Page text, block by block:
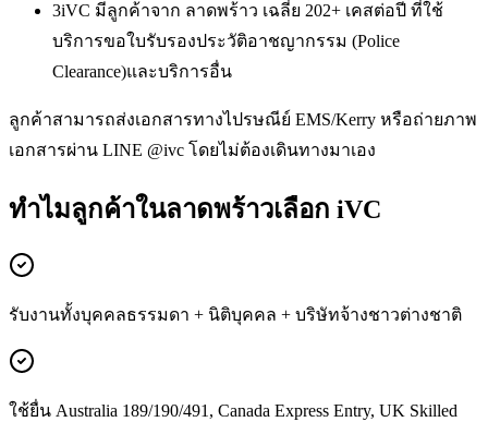
3iVC มีลูกค้าจาก ลาดพร้าว เฉลี่ย 202+ เคสต่อปี ที่ใช้
บริการขอใบรับรองประวัติอาชญากรรม (Police
Clearance)และบริการอื่น
ลูกค้าสามารถส่งเอกสารทางไปรษณีย์ EMS/Kerry หรือถ่ายภาพ
เอกสารผ่าน LINE @ivc โดยไม่ต้องเดินทางมาเอง
ทำไมลูกค้าในลาดพร้าวเลือก iVC
รับงานทั้งบุคคลธรรมดา + นิติบุคคล + บริษัทจ้างชาวต่างชาติ
ใช้ยื่น Australia 189/190/491, Canada Express Entry, UK Skilled